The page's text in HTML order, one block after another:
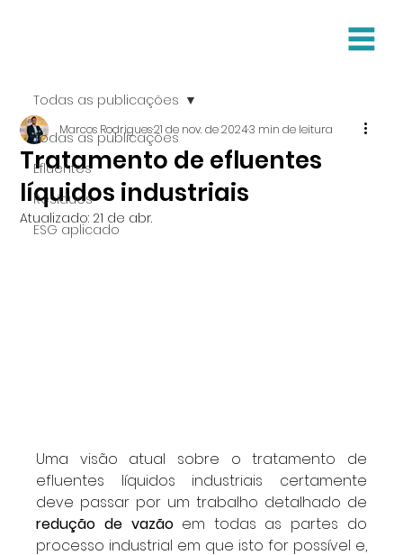
Todas as publicações
Efluentes
Resíduos
ESG aplicado
Todas as publicações
Tratamento de efluentes
líquidos industriais
Marcos Rodrigues21 de nov. de 20243 min de leitura
Atualizado: 21 de abr.
Uma visão atual sobre o tratamento de
efluentes líquidos industriais certamente
redução de vazão em todas as partes do
processo industrial em que isto for possível e,